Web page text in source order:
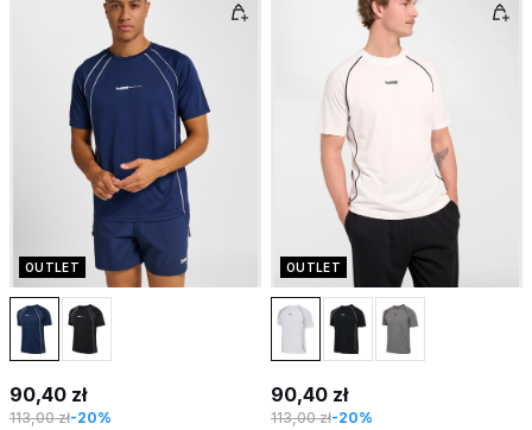
OUTLET
90,40 zł
113,00 zł-20%
OUTLET
90,40 zł
113,00 zł-20%